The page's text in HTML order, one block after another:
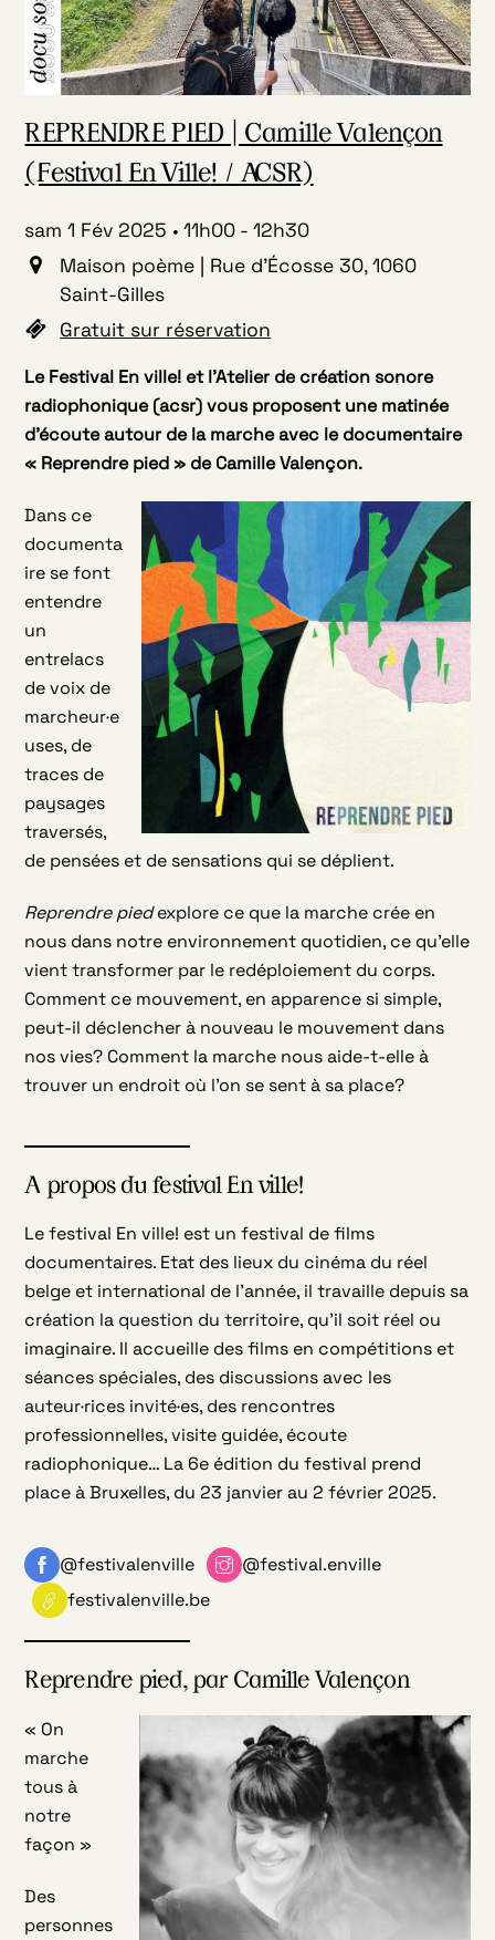
REPRENDRE PIED | Camille Valençon
(Festival En Ville! / ACSR)
sam 1 Fév 2025 11h00 -12h30
Maison poème | Rue d'Écosse 30, 1060
Saint-Gilles
Gratuit sur réservation
Le Festival En ville! et l’Atelier de création sonore
radiophonique (acsr) vous proposent une matinée
d’écoute autour de la marche avec le documentaire
« Reprendre pied » de Camille Valençon.
Dans ce
documenta
ire se font
entendre
un
entrelacs
de voix de
marcheur·e
uses, de
traces de
paysages
traversés,
de pensées et de sensations qui se déplient.
Reprendre piedexplore ce que la marche crée en
nous dans notre environnement quotidien, ce qu’elle
vient transformer par le redéploiement du corps.
Comment ce mouvement, en apparence si simple,
peut-il déclencher à nouveau le mouvement dans
nos vies? Comment la marche nous aide-t-elle à
trouver un endroit où l’on se sent à sa place?
A propos du festival En ville!
Le festival En ville! est un festival de films
documentaires. Etat des lieux du cinéma du réel
belge et international de l’année, il travaille depuis sa
création la question du territoire, qu’il soit réel ou
imaginaire. Il accueille des films en compétitions et
séances spéciales, des discussions avec les
auteur·rices invité·es, des rencontres
professionnelles, visite guidée, écoute
radiophonique… La 6e édition du festival prend
place à Bruxelles, du 23 janvier au 2 février 2025.
@festivalenville
@festival.enville
festivalenville.be
Reprendre pied, par Camille Valençon
« On
marche
tous à
notre
façon »
Des
personnes